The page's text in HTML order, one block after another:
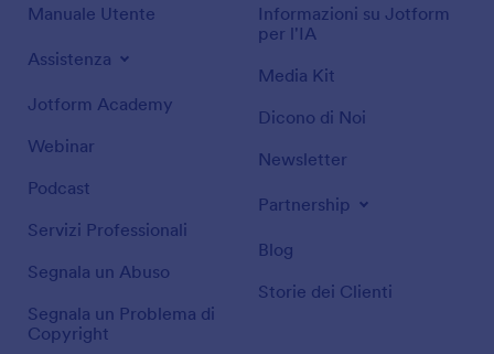
Manuale Utente
Assistenza
Jotform Academy
Webinar
Podcast
Servizi Professionali
Segnala un Abuso
Segnala un Problema di
Copyright
Informazioni su Jotform
per l'IA
Media Kit
Dicono di Noi
Newsletter
Partnership
Blog
Storie dei Clienti